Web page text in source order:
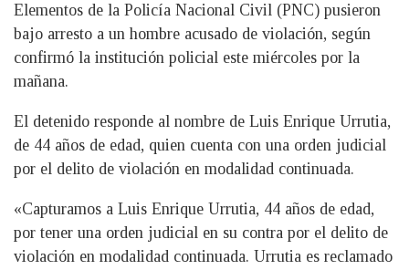
Elementos de la Policía Nacional Civil (PNC) pusieron
bajo arresto a un hombre acusado de violación, según
confirmó la institución policial este miércoles por la
mañana.
El detenido responde al nombre de Luis Enrique Urrutia,
de 44 años de edad, quien cuenta con una orden judicial
por el delito de violación en modalidad continuada.
«Capturamos a Luis Enrique Urrutia, 44 años de edad,
por tener una orden judicial en su contra por el delito de
violación en modalidad continuada. Urrutia es reclamado